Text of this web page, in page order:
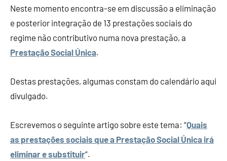
Neste momento encontra-se em discussão a eliminação
e posterior integração de 13 prestações sociais do
regime não contributivo numa nova prestação, a
Prestação Social Única.
Destas prestações, algumas constam do calendário aqui
divulgado.
Escrevemos o seguinte artigo sobre este tema: “Quais
as prestações sociais que a Prestação Social Única irá
eliminar e substituir“.